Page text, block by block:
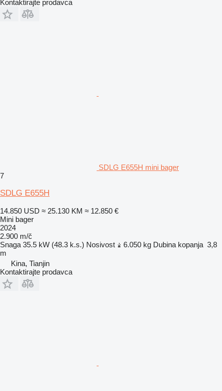
Kontaktirajte prodavca
SDLG E655H mini bager
7
SDLG E655H
14.850 USD ≈ 25.130 KM ≈ 12.850 €
Mini bager
2024
2.900 m/č
Snaga 35.5 kW (48.3 k.s.) Nosivost 6.050 kg Dubina kopanja 3,8
m
Kina, Tianjin
Kontaktirajte prodavca